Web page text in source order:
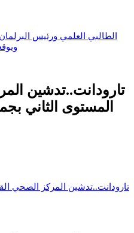
تارودانت..تدشين
المستوى الثاني